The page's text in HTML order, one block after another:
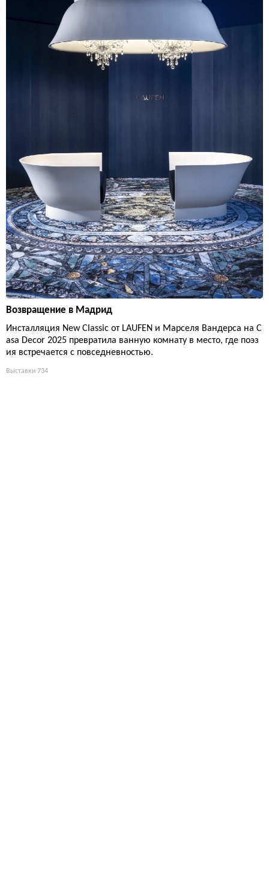
Возвращение в Мадрид
Инсталляция New Classic от LAUFEN и Марселя Вандерса на C
asa Decor 2025 превратила ванную комнату в место, где поэз
ия встречается с повседневностью.
Выставки 734